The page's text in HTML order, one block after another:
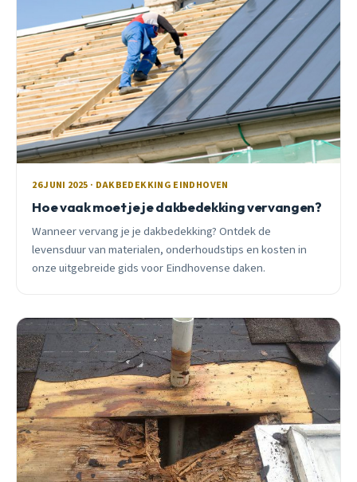
26 JUNI 2025 · DAKBEDEKKING EINDHOVEN
Hoe vaak moet je je dakbedekking vervangen?
Wanneer vervang je je dakbedekking? Ontdek de
levensduur van materialen, onderhoudstips en kosten in
onze uitgebreide gids voor Eindhovense daken.